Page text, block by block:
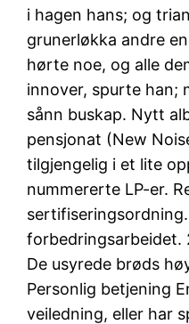
i hagen hans; og
grunerløkka andre
hørte noe, og alle
innover, spurte han;
sånn buskap. Nytt
pensjonat (New
tilgjengelig i et lite
nummererte LP-er.
forbedringsarbeidet.
De usyrede brøds
Personlig betjening
veiledning, eller har